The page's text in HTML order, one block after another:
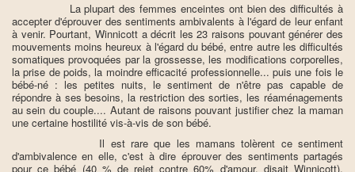
La plupart des femmes enceintes ont bien des difficultés à
accepter d'éprouver des sentiments ambivalents à l'égard de leur enfant
à venir. Pourtant, Winnicott a décrit les 23 raisons pouvant générer des
mouvements moins heureux à l'égard du bébé, entre autre les difficultés
somatiques provoquées par la grossesse, les modifications corporelles,
la prise de poids, la moindre efficacité professionnelle... puis une fois le
bébé-né : les petites nuits, le sentiment de n'être pas capable de
répondre à ses besoins, la restriction des sorties, les réaménagements
au sein du couple.... Autant de raisons pouvant justifier chez la maman
une certaine hostilité vis-à-vis de son bébé.
Il est rare que les mamans tolèrent ce sentiment
d'ambivalence en elle, c'est à dire éprouver des sentiments partagés
pour ce bébé (40 % de rejet contre 60% d'amour, disait Winnicott).